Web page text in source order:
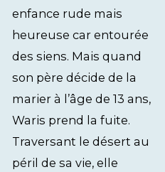
enfance rude mais
heureuse car entourée
des siens. Mais quand
son père décide de la
marier à l’âge de 13 ans,
Waris prend la fuite.
Traversant le désert au
péril de sa vie, elle